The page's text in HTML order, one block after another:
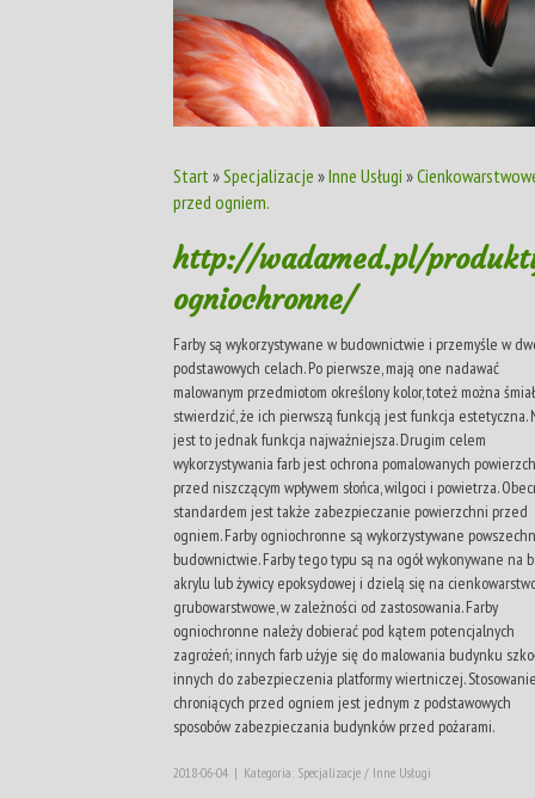
Start »Specjalizacje »Inne Usługi »
przed ogniem.
http://wadamed.pl/
ogniochronne/
Farby są wykorzystywane w budownictwie i przemyśle w
podstawowych celach. Po pierwsze, mają one nadawać
malowanym przedmiotom określony kolor, toteż można
stwierdzić, że ich pierwszą funkcją jest funkcja estetyczna.
jest to jednak funkcja najważniejsza. Drugim celem
wykorzystywania farb jest ochrona pomalowanych
przed niszczącym wpływem słońca, wilgoci i powietrza.
standardem jest także zabezpieczanie powierzchni przed
ogniem. Farby ogniochronne są wykorzystywane
budownictwie. Farby tego typu są na ogół wykonywane na
akrylu lub żywicy epoksydowej i dzielą się na
grubowarstwowe, w zależności od zastosowania. Farby
ogniochronne należy dobierać pod kątem potencjalnych
zagrożeń; innych farb użyje się do malowania budynku
innych do zabezpieczenia platformy wiertniczej.
chroniących przed ogniem jest jednym z podstawowych
sposobów zabezpieczania budynków przed pożarami.
2018-06-04 | Kategoria: Specjalizacje / Inne Usługi